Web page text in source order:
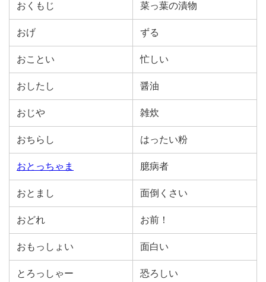
おくもじ 菜っ葉の漬物
おげ ずる
おことい 忙しい
おしたし 醤油
おじや 雑炊
おちらし はったい粉
おとっちゃま 臆病者
おとまし 面倒くさい
おどれ お前！
おもっしょい 面白い
とろっしゃー 恐ろしい